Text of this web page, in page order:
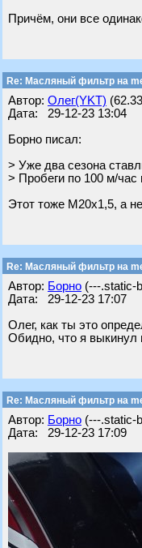
Причём, они все
Re: Масляный фильтр на
Автор: Олег(YKT)
Дата: 29-12-23 13:04
Борно писал:
> Уже два сезона
> Пробеги по 100 м/час
Этот тоже М20х1,5, а
Re: Масляный фильтр на
Автор: Борно (---.static-
Дата: 29-12-23 17:07
Олег, как ты это
Обидно, что я выкинул
Re: Масляный фильтр на
Автор: Борно (---.static-
Дата: 29-12-23 17:09